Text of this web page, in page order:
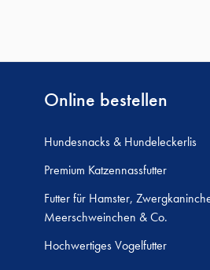
Online bestellen
Hundesnacks & Hundeleckerlis
Premium Katzennassfutter
Futter für Hamster,
Meerschweinchen & Co.
Hochwertiges Vogelfutter